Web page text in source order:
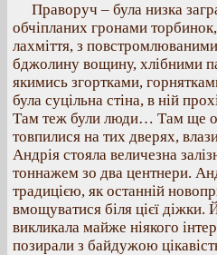
Праворуч – була низка
обчіпланих гронами
лахміття, з
бджолину вощину, хлібними
якимись згортками,
була суцільна стіна, в ній
Там теж були люди… Там ще
товпилися на тих дверях,
Андрія стояла величезна
тоннажем зо два центнери.
традицією, як останній
вмощуватися біля цієї діжки.
викликала майже ніякого
позирали з байдужою